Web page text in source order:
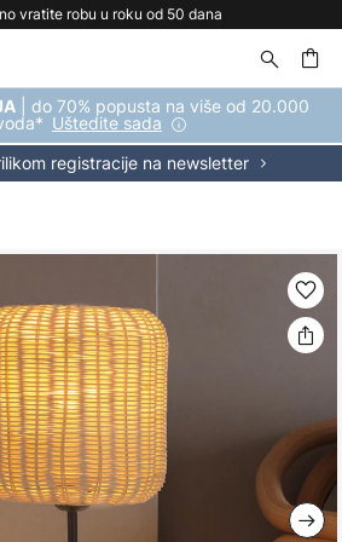
vratite robu u roku od 50 dana
| do 70% popusta na više od 20.000
Uštedite sada
registracije na newsletter